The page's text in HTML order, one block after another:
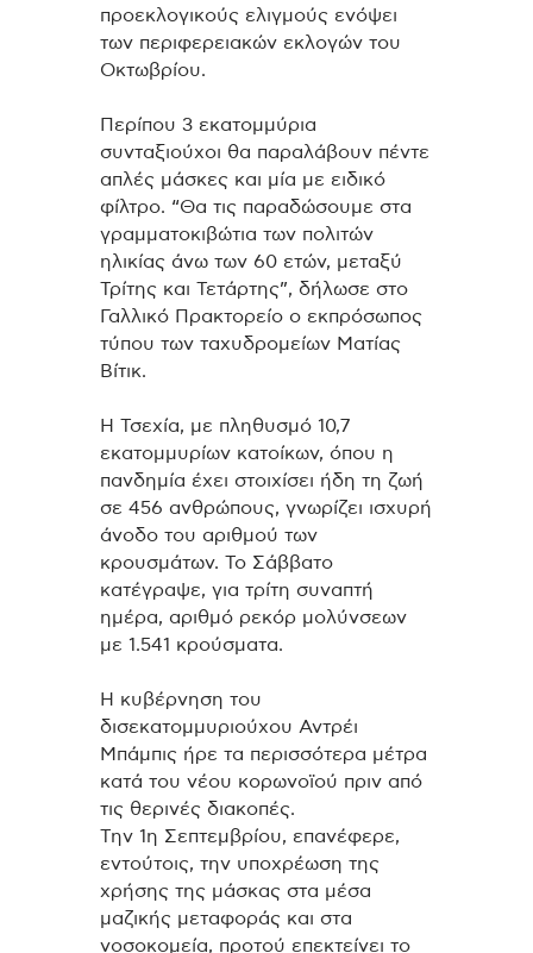
προεκλογικούς ελιγμούς ενόψει
των περιφερειακών εκλογών του
Οκτωβρίου.
Περίπου 3 εκατομμύρια
συνταξιούχοι θα παραλάβουν πέντε
απλές μάσκες και μία με ειδικό
φίλτρο. “Θα τις παραδώσουμε στα
γραμματοκιβώτια των πολιτών
ηλικίας άνω των 60 ετών, μεταξύ
Τρίτης και Τετάρτης”, δήλωσε στο
Γαλλικό Πρακτορείο ο εκπρόσωπος
τύπου των ταχυδρομείων Ματίας
Βίτικ.
Η Τσεχία, με πληθυσμό 10,7
εκατομμυρίων κατοίκων, όπου η
πανδημία έχει στοιχίσει ήδη τη ζωή
σε 456 ανθρώπους, γνωρίζει ισχυρή
άνοδο του αριθμού των
κρουσμάτων. Το Σάββατο
κατέγραψε, για τρίτη συναπτή
ημέρα, αριθμό ρεκόρ μολύνσεων
με 1.541 κρούσματα.
Η κυβέρνηση του
δισεκατομμυριούχου Αντρέι
Μπάμπις ήρε τα περισσότερα μέτρα
κατά του νέου κορωνοϊού πριν από
τις θερινές διακοπές.
Την 1η Σεπτεμβρίου, επανέφερε,
εντούτοις, την υποχρέωση της
χρήσης της μάσκας στα μέσα
μαζικής μεταφοράς και στα
νοσοκομεία, προτού επεκτείνει το